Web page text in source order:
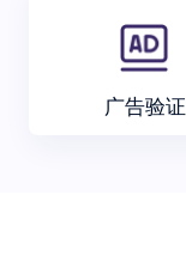
广告验证